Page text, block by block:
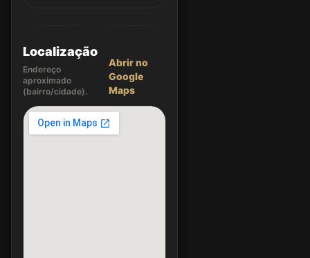
Localização
Endereço
aproximado
(bairro/cidade).
Abrir no
Google
Maps